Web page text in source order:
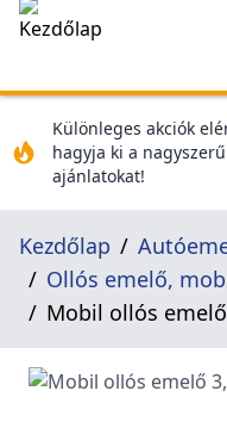
Különleges akciók
hagyja ki a nagyszerű
ajánlatokat!
Kezdőlap
Ollós emelő,
Mobil ollós